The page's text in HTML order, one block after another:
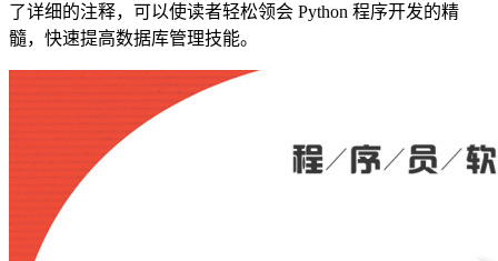
了详细的注释，可以使读者轻松领会 Python 程序开发的精
髓，快速提高数据库管理技能。